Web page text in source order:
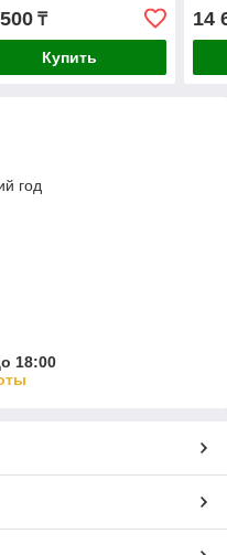
₸
Купить
14
год
18:00